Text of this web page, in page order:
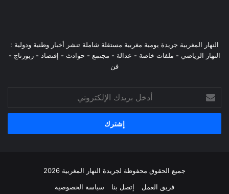
النهار المغربية جريدة يومية مغربية مستقلة شاملة تنشر أخبار وطنية ودولية :
النهار الرياضي - ملفات خاصة - عدالة - مجتمع - حوادث - إقتصاد - ربورتاج -
فن
بريدك
الإلكتروني
جميع الحقوق محفوظة لجريدة النهار المغربية 2026
فريق العمل
إتصل بنا سياسة الخصوصية